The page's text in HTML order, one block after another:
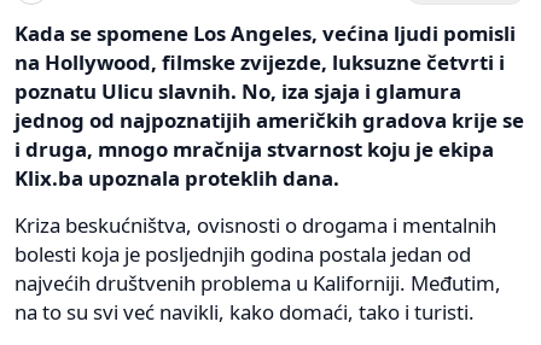
Kada se spomene Los Angeles, većina ljudi pomisli
na Hollywood, filmske zvijezde, luksuzne četvrti i
poznatu Ulicu slavnih. No, iza sjaja i glamura
jednog od najpoznatijih američkih gradova krije se
i druga, mnogo mračnija stvarnost koju je ekipa
Klix.ba upoznala proteklih dana.
Kriza beskućništva, ovisnosti o drogama i mentalnih
bolesti koja je posljednjih godina postala jedan od
najvećih društvenih problema u Kaliforniji. Međutim,
na to su svi već navikli, kako domaći, tako i turisti.